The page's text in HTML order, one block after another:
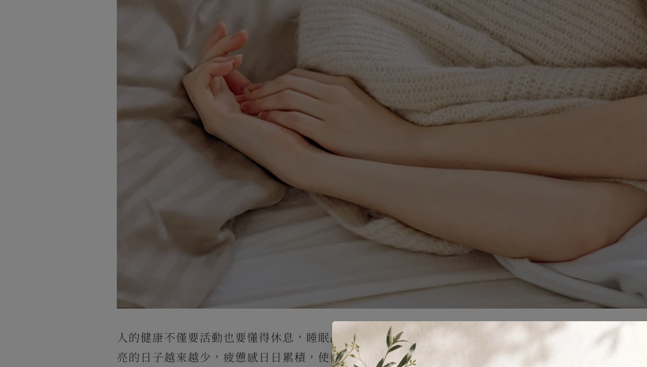
人的健康不僅要活動也要懂得休息，睡眠品質的好壞會影響一個人的身體與情緒。尤其是更年期女性
亮的日子越來越少，疲憊感日日累積，使得身心靈都感到相當不適。難道更年期必定失眠嗎？莊靜芬